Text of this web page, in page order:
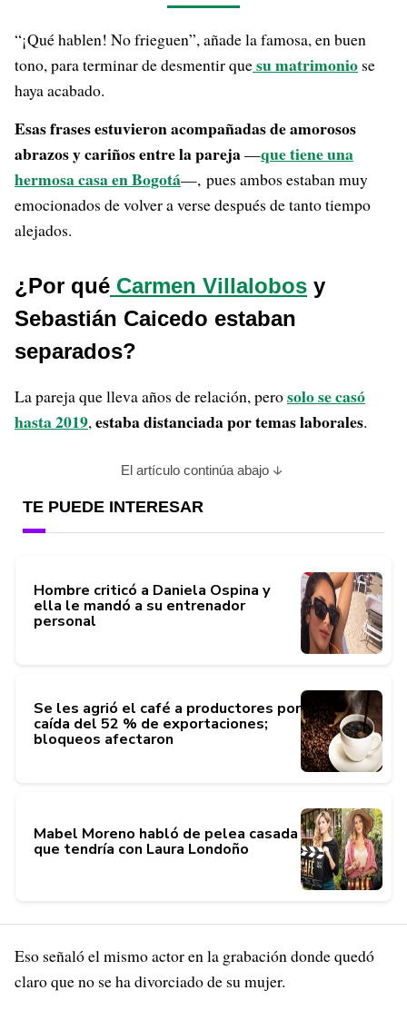
“¡Qué hablen! No frieguen”, añade la famosa, en buen
tono, para terminar de desmentir quesu matrimonio se
haya acabado.
Esas frases estuvieron acompañadas de amorosos
abrazos y cariños entre la pareja—que tiene una
hermosa casa en Bogotá—, pues ambos estaban muy
emocionados de volver a verse después de tanto tiempo
alejados.
¿Por qué Carmen Villalobos y
Sebastián Caicedo estaban
separados?
La pareja que lleva años de relación, perosolo se casó
hasta 2019,estaba distanciada por temas laborales.
El artículo continúa abajo
TE PUEDE INTERESAR
Hombre criticó a Daniela Ospina y
ella le mandó a su entrenador
personal
Se les agrió el café a productores por
caída del 52 % de exportaciones;
bloqueos afectaron
Mabel Moreno habló de pelea casada
que tendría con Laura Londoño
Eso señaló el mismo actor en la grabación donde quedó
claro que no se ha divorciado de su mujer.